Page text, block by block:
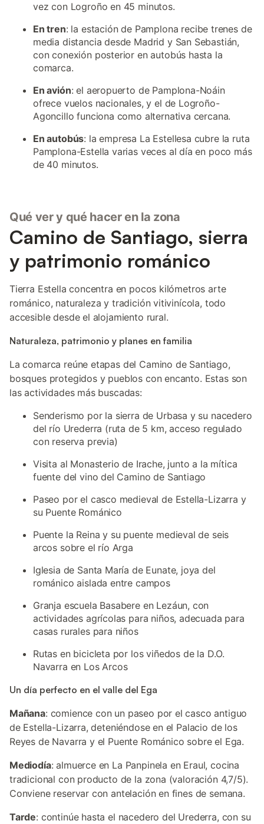
vez con Logroño en 45 minutos.
En tren: la estación de Pamplona recibe trenes de
media distancia desde Madrid y San Sebastián,
con conexión posterior en autobús hasta la
comarca.
En avión: el aeropuerto de Pamplona-Noáin
ofrece vuelos nacionales, y el de Logroño-
Agoncillo funciona como alternativa cercana.
En autobús: la empresa La Estellesa cubre la ruta
Pamplona-Estella varias veces al día en poco más
de 40 minutos.
Qué ver y qué hacer en la zona
Camino de Santiago, sierra
y patrimonio románico
Tierra Estella concentra en pocos kilómetros arte
románico, naturaleza y tradición vitivinícola, todo
accesible desde el alojamiento rural.
Naturaleza, patrimonio y planes en familia
La comarca reúne etapas del Camino de Santiago,
bosques protegidos y pueblos con encanto. Estas son
las actividades más buscadas:
Senderismo por la sierra de Urbasa y su nacedero
del río Urederra (ruta de 5 km, acceso regulado
con reserva previa)
Visita al Monasterio de Irache, junto a la mítica
fuente del vino del Camino de Santiago
Paseo por el casco medieval de Estella-Lizarra y
su Puente Románico
Puente la Reina y su puente medieval de seis
arcos sobre el río Arga
Iglesia de Santa María de Eunate, joya del
románico aislada entre campos
Granja escuela Basabere en Lezáun, con
actividades agrícolas para niños, adecuada para
casas rurales para niños
Rutas en bicicleta por los viñedos de la D.O.
Navarra en Los Arcos
Un día perfecto en el valle del Ega
Mañana: comience con un paseo por el casco antiguo
de Estella-Lizarra, deteniéndose en el Palacio de los
Reyes de Navarra y el Puente Románico sobre el Ega.
Mediodía: almuerce en La Panpinela en Eraul, cocina
tradicional con producto de la zona (valoración 4,7/5).
Conviene reservar con antelación en fines de semana.
Tarde: continúe hasta el nacedero del Urederra, con su